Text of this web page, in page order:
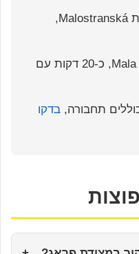
קו A (ירוק) לתחנת Malostranská,
טיול נופי מ-Mala Strana, כ-20 דקות עם
תחבורה, בדקו